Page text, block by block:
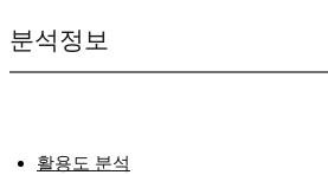
분석정보
활용도 분석